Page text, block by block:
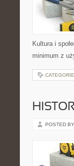
Kultura i
minimum z
POSTED